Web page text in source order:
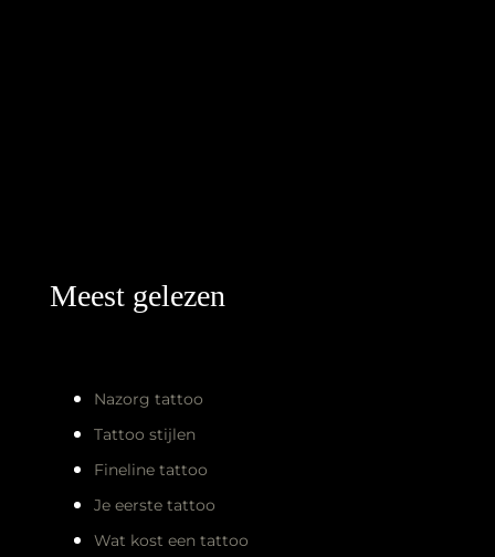
Meest gelezen
Nazorg tattoo
Tattoo stijlen
Fineline tattoo
Je eerste tattoo
Wat kost een tattoo